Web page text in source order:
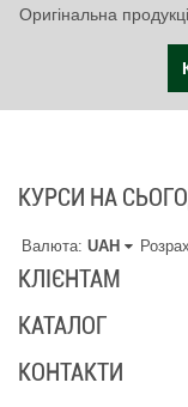
Оригінальна
КУРСИ НА
Валюта: UAH
КЛІЄНТАМ
КАТАЛОГ
КОНТАКТИ